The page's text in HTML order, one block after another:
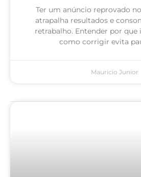
Ter um anúncio reprovado
atrapalha resultados e
retrabalho. Entender por que
como corrigir evita
Mauricio Junior